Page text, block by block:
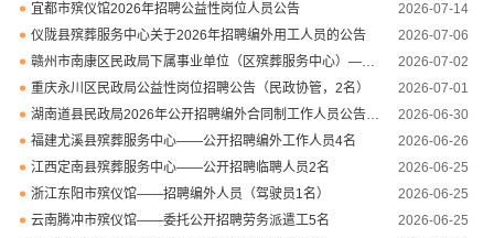
宜都市殡仪馆2026年招聘公益性岗位人员公告
2026-07-14
仪陇县殡葬服务中心关于2026年招聘编外用工人员的公告
2026-07-06
赣州市南康区民政局下属事业单位（区殡葬服务中心）——公开招聘编外聘用人员
2026-07-02
重庆永川区民政局公益性岗位招聘公告（民政协管，2名）
2026-07-01
湖南道县民政局2026年公开招聘编外合同制工作人员公告（殡仪馆岗位）
2026-06-30
福建尤溪县殡葬服务中心——公开招聘编外工作人员4名
2026-06-26
江西定南县殡葬服务中心——公开招聘临聘人员2名
2026-06-25
浙江东阳市殡仪馆——招聘编外人员（驾驶员1名）
2026-06-25
云南腾冲市殡仪馆——委托公开招聘劳务派遣工5名
2026-06-25